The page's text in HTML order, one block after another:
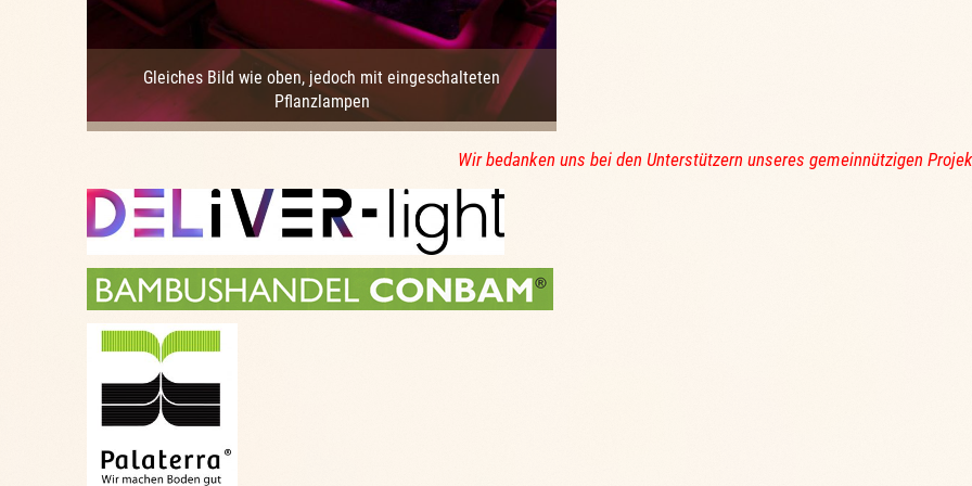
Gleiches Bild wie oben, jedoch mit eingeschalteten
Pflanzlampen
Wir bedanken uns bei den Unterstützern unseres gemeinnützigen